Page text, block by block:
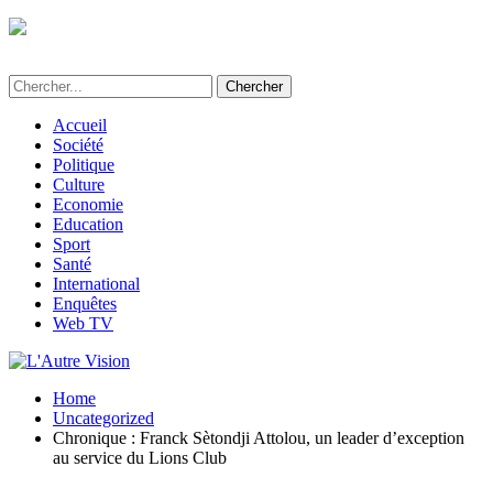
Accueil
Société
Politique
Culture
Economie
Education
Sport
Santé
International
Enquêtes
Web TV
Home
Uncategorized
Chronique : Franck Sètondji Attolou, un leader d’exception
au service du Lions Club